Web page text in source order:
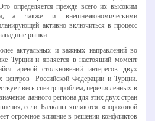
определяется прежде всего их высоким
а также и внешнеэкономическими
активно включиться в процесс
рынки.
актуальных и важных направлений во
Турции и является в настоящий момент
ареной столкновений интересов двух
центров ­ Российской Федерации и Турции.
весь спектр проблем, перечисленных в
данного региона для этих двух стран
если Балканы являются «пороховой
огромное влияние в решении конфликтов